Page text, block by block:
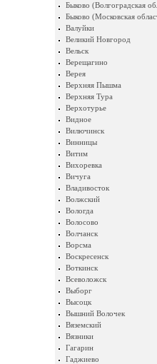
Быково (Волгоградская
Быково (Московская
Валуйки
Великий Новгород
Вельск
Верещагино
Верея
Верхняя Пышма
Верхняя Тура
Верхотурье
Видное
Вилючинск
Винницы
Витим
Вихоревка
Вичуга
Владивосток
Волжский
Вологда
Волосово
Волчанск
Ворсма
Воскресенск
Воткинск
Всеволожск
Выборг
Высоцк
Вышний Волочек
Вяземский
Вязники
Гагарин
Гаджиево